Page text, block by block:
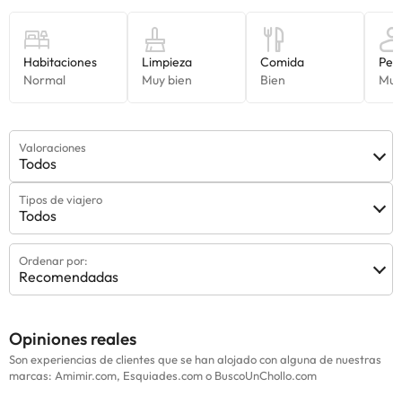
Valoraciones
Todos
Tipos de viajero
Todos
Ordenar por:
Recomendadas
Opiniones reales
Son experiencias de clientes que se han alojado con alguna de nuestras
marcas: Amimir.com, Esquiades.com o BuscoUnChollo.com